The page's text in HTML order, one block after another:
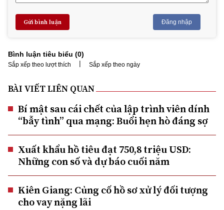
Gửi bình luận Đăng nhập
Bình luận tiêu biểu (0)
Sắp xếp theo lượt thích | Sắp xếp theo ngày
BÀI VIẾT LIÊN QUAN
Bí mật sau cái chết của lập trình viên dính
“bẫy tình” qua mạng: Buổi hẹn hò đáng sợ
Xuất khẩu hồ tiêu đạt 750,8 triệu USD:
Những con số và dự báo cuối năm
Kiên Giang: Củng cố hồ sơ xử lý đối tượng
cho vay nặng lãi